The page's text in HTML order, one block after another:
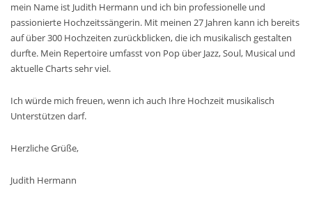
mein Name ist Judith Hermann und ich bin professionelle und
passionierte Hochzeitssängerin. Mit meinen 27 Jahren kann ich bereits
auf über 300 Hochzeiten zurückblicken, die ich musikalisch gestalten
durfte. Mein Repertoire umfasst von Pop über Jazz, Soul, Musical und
aktuelle Charts sehr viel.
Ich würde mich freuen, wenn ich auch Ihre Hochzeit musikalisch
Unterstützen darf.
Herzliche Grüße,
Judith Hermann